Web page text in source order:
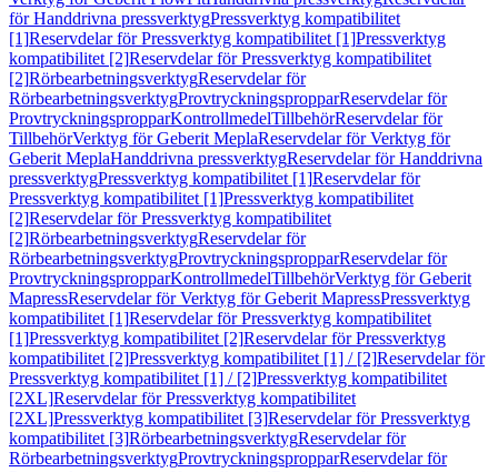
för Handdrivna pressverktygPressverktyg kompatibilitet
[1]Reservdelar för Pressverktyg kompatibilitet [1]Pressverktyg
kompatibilitet [2]Reservdelar för Pressverktyg kompatibilitet
[2]RörbearbetningsverktygReservdelar för
RörbearbetningsverktygProvtryckningspropparReservdelar för
ProvtryckningspropparKontrollmedelTillbehörReservdelar för
TillbehörVerktyg för Geberit MeplaReservdelar för Verktyg för
Geberit MeplaHanddrivna pressverktygReservdelar för Handdrivna
pressverktygPressverktyg kompatibilitet [1]Reservdelar för
Pressverktyg kompatibilitet [1]Pressverktyg kompatibilitet
[2]Reservdelar för Pressverktyg kompatibilitet
[2]RörbearbetningsverktygReservdelar för
RörbearbetningsverktygProvtryckningspropparReservdelar för
ProvtryckningspropparKontrollmedelTillbehörVerktyg för Geberit
MapressReservdelar för Verktyg för Geberit MapressPressverktyg
kompatibilitet [1]Reservdelar för Pressverktyg kompatibilitet
[1]Pressverktyg kompatibilitet [2]Reservdelar för Pressverktyg
kompatibilitet [2]Pressverktyg kompatibilitet [1] / [2]Reservdelar för
Pressverktyg kompatibilitet [1] / [2]Pressverktyg kompatibilitet
[2XL]Reservdelar för Pressverktyg kompatibilitet
[2XL]Pressverktyg kompatibilitet [3]Reservdelar för Pressverktyg
kompatibilitet [3]RörbearbetningsverktygReservdelar för
RörbearbetningsverktygProvtryckningspropparReservdelar för